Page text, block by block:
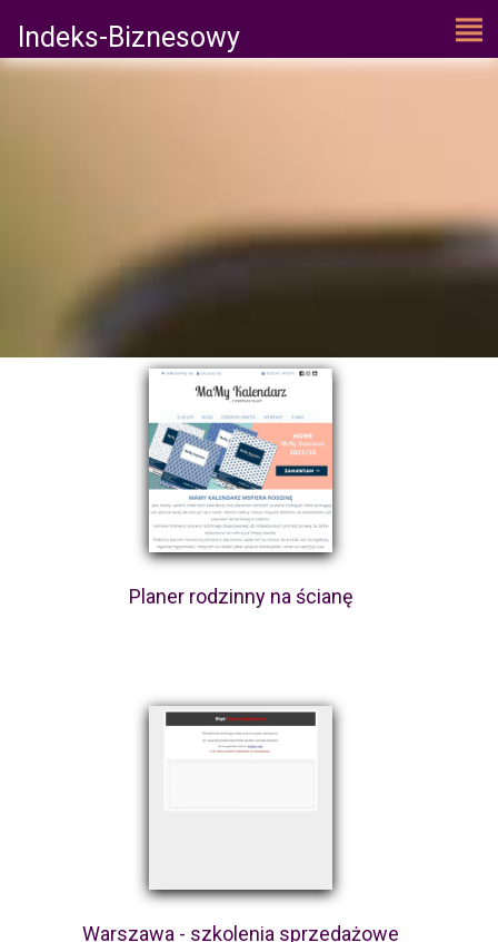
Indeks-Biznesowy
Planer rodzinny na ścianę
Warszawa - szkolenia sprzedażowe